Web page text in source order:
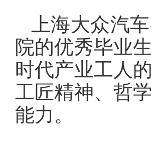
上海大众汽
院的优秀毕业
时代产业工人
工匠精神、哲
能力。